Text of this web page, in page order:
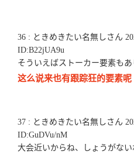
36 : ときめきたい名無しさん
ID:B22jUA9u
そういえばストーカー要素もあ
这么说来也有跟踪狂的要素呢
37 : ときめきたい名無しさん
ID:GuDVu/nM
大会近いからね、しょうがない